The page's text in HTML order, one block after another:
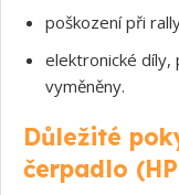
poškození při
elektronické díly,
vyměněny.
Důležité
čerpadlo
Souhlasím s